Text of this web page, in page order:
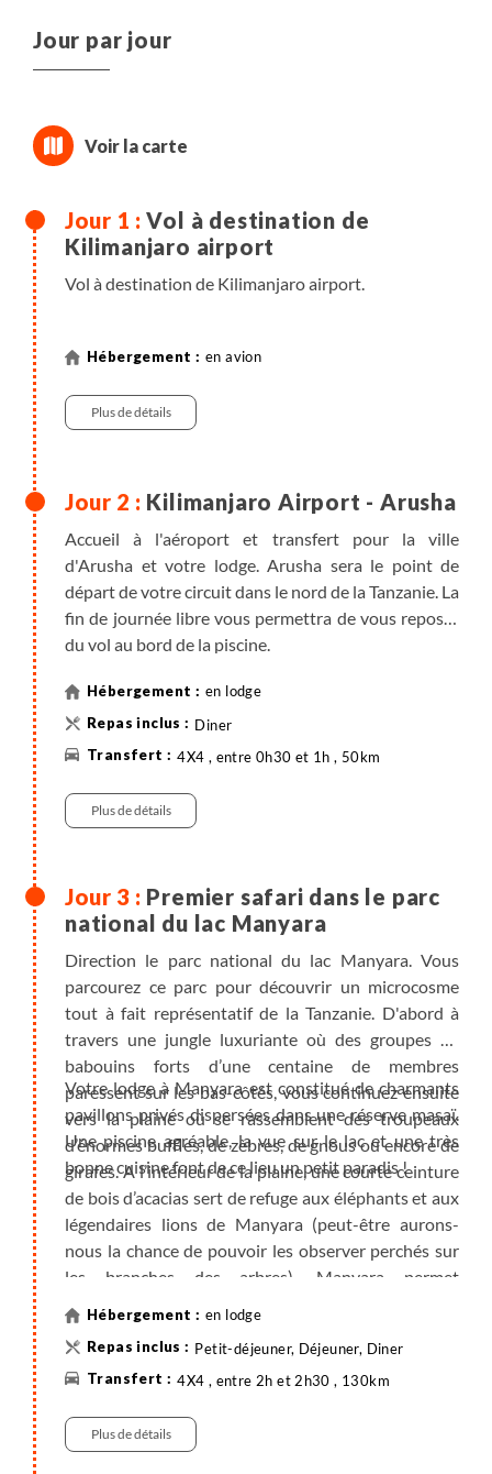
Jour par jour
Vol à destination de
Kilimanjaro airport
Vol à destination de Kilimanjaro airport.
en avion
Plus de détails
Kilimanjaro Airport - Arusha
Accueil à l'aéroport et transfert pour la ville
d'Arusha et votre lodge. Arusha sera le point de
départ de votre circuit dans le nord de la Tanzanie. La
fin de journée libre vous permettra de vous reposer
du vol au bord de la piscine.
en lodge
Diner
4X4 , entre 0h30 et 1h , 50km
Plus de détails
Premier safari dans le parc
national du lac Manyara
Direction le parc national du lac Manyara. Vous
parcourez ce parc pour découvrir un microcosme
tout à fait représentatif de la Tanzanie. D'abord à
travers une jungle luxuriante où des groupes de
babouins forts d’une centaine de membres
paressent sur les bas-côtés, vous continuez ensuite
vers la plaine où se rassemblent des troupeaux
d’énormes buffles, de zèbres, de gnous ou encore de
girafes. A l’intérieur de la plaine, une courte ceinture
de bois d’acacias sert de refuge aux éléphants et aux
légendaires lions de Manyara (peut-être aurons-
nous la chance de pouvoir les observer perchés sur
les branches des arbres). Manyara permet
également un premier contact de qualité avec la
faune ornithologique de Tanzanie. Plus de 400
espèces ont ici été enregistrées. Parmi elles, les
milliers de flamants roses lors de leurs perpétuelles
tels que les pélicans, les cormorans et toutes sortes
Votre lodge à Manyara est constitué de charmants
pavillons privés dispersées dans une réserve masaï.
Une piscine agréable, la vue sur le lac et une très
bonne cuisine font de ce lieu un petit paradis !
en lodge
Petit-déjeuner, Déjeuner, Diner
4X4 , entre 2h et 2h30 , 130km
Plus de détails